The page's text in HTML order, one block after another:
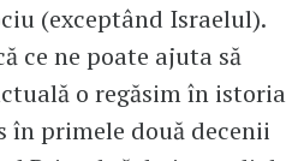
(exceptând Israelul).
ce ne poate ajuta să
o regăsim în istoria
în primele două decenii